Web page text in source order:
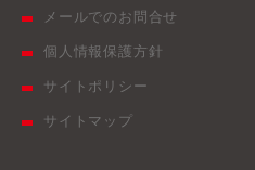
メールでのお問合せ
個人情報保護方針
サイトポリシー
サイトマップ